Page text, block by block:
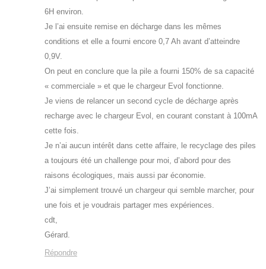
6H environ.
Je l’ai ensuite remise en décharge dans les mêmes
conditions et elle a fourni encore 0,7 Ah avant d’atteindre
0,9V.
On peut en conclure que la pile a fourni 150% de sa capacité
« commerciale » et que le chargeur Evol fonctionne.
Je viens de relancer un second cycle de décharge après
recharge avec le chargeur Evol, en courant constant à 100mA
cette fois.
Je n’ai aucun intérêt dans cette affaire, le recyclage des piles
a toujours été un challenge pour moi, d’abord pour des
raisons écologiques, mais aussi par économie.
J’ai simplement trouvé un chargeur qui semble marcher, pour
une fois et je voudrais partager mes expériences.
cdt,
Gérard.
Répondre